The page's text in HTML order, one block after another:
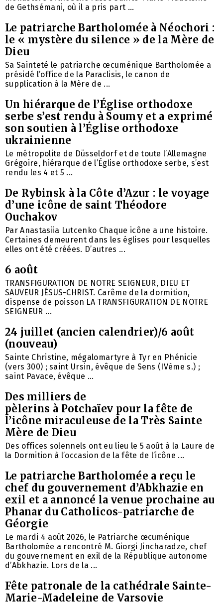
de Gethsémani, où il a pris part ...
Le patriarche Bartholomée à Néochori :
le « mystère du silence » de la Mère de
Dieu
Sa Sainteté le patriarche œcuménique Bartholomée a
présidé l’office de la Paraclisis, le canon de
supplication à la Mère de ...
Un hiérarque de l’Église orthodoxe
serbe s’est rendu à Soumy et a exprimé
son soutien à l’Église orthodoxe
ukrainienne
Le métropolite de Düsseldorf et de toute l’Allemagne
Grégoire, hiérarque de l’Église orthodoxe serbe, s’est
rendu les 4 et 5 ...
De Rybinsk à la Côte d’Azur : le voyage
d’une icône de saint Théodore
Ouchakov
Par Anastasiia Lutcenko Chaque icône a une histoire.
Certaines demeurent dans les églises pour lesquelles
elles ont été créées. D’autres ...
6 août
TRANSFIGURATION DE NOTRE SEIGNEUR, DIEU ET
SAUVEUR JÉSUS-CHRIST. Carême de la dormition,
dispense de poisson LA TRANSFIGURATION DE NOTRE
SEIGNEUR ...
24 juillet (ancien calendrier)/6 août
(nouveau)
Sainte Christine, mégalomartyre à Tyr en Phénicie
(vers 300) ; saint Ursin, évêque de Sens (IVème s.) ;
saint Pavace, évêque ...
Des milliers de
pèlerins à Potchaïev pour la fête de
l’icône miraculeuse de la Très Sainte
Mère de Dieu
Des offices solennels ont eu lieu le 5 août à la Laure de
la Dormition à l’occasion de la fête de l’icône ...
Le patriarche Bartholomée a reçu le
chef du gouvernement d’Abkhazie en
exil et a annoncé la venue prochaine au
Phanar du Catholicos-patriarche de
Géorgie
Le mardi 4 août 2026, le Patriarche œcuménique
Bartholomée a rencontré M. Giorgi Jincharadze, chef
du gouvernement en exil de la République autonome
d’Abkhazie. Lors de la ...
Fête patronale de la cathédrale Sainte-
Marie-Madeleine de Varsovie